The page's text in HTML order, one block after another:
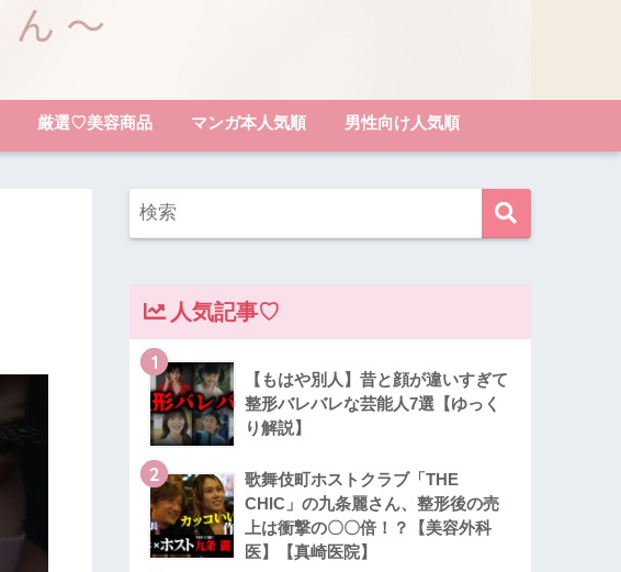
厳選♡美容商品 マンガ本人気順 男性向け人気順
人気記事♡
1
【もはや別人】昔と顔が違いすぎて
整形バレバレな芸能人7選【ゆっく
り解説】
2
歌舞伎町ホストクラブ「THE
CHIC」の九条麗さん、整形後の売
上は衝撃の〇〇倍！？【美容外科
医】【真崎医院】